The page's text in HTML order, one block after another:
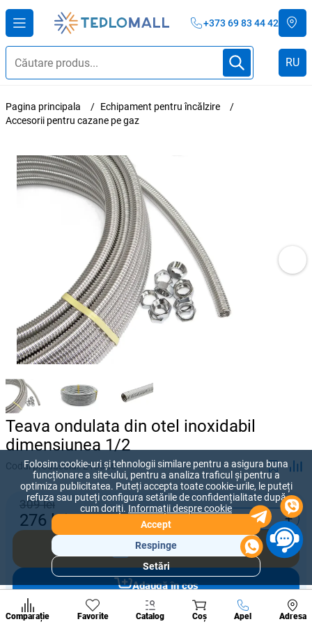
+373 69 83 44 42
RU
Pagina principala
Echipament pentru încălzire
Accesorii pentru cazane pe gaz
Teava ondulata din otel inoxidabil
dimensiunea 1/2
Codul produsului:213686
309 lei
276 lei - +
Cumpără acum
Adaugă în coș
Comparație Favorite Catalog Coș Apel Adresa
A suna
Secțiuni
populare
de
Folosim cookie-uri și tehnologii similare pentru a asigura buna
funcționare a site-ului, pentru a analiza traficul și pentru a
optimiza publicitatea. Puteți accepta toate cookie-urile, le puteți
refuza sau puteți configura setările de confidențialitate după
cum doriți. Informații despre cookie
Accept
Respinge
Setări